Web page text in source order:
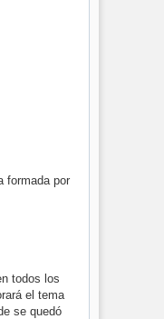
formada por
todos los
el tema
se quedó